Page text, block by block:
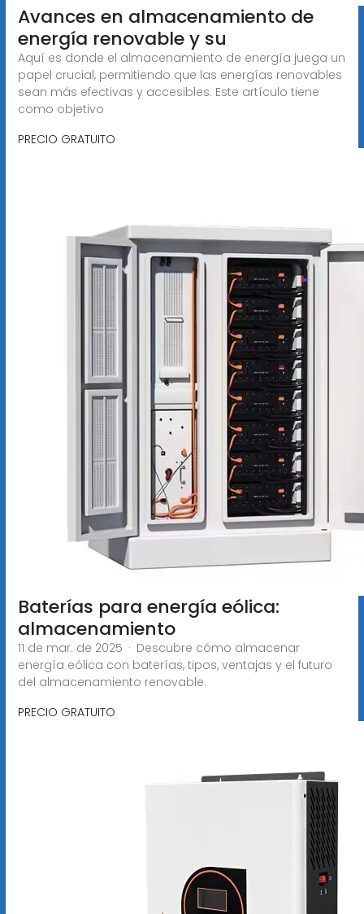
Avances en almacenamiento de
energía renovable y su
Aquí es donde el almacenamiento de energía juega un
papel crucial, permitiendo que las energías renovables
sean más efectivas y accesibles. Este artículo tiene
como objetivo
PRECIO GRATUITO
Baterías para energía eólica:
almacenamiento
11 de mar. de 2025 · Descubre cómo almacenar
energía eólica con baterías, tipos, ventajas y el futuro
del almacenamiento renovable.
PRECIO GRATUITO